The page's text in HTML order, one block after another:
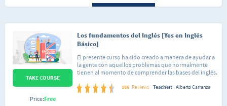
Los fundamentos del Inglés [Yes en Inglés
Básico]
El presente curso ha sido creado a manera de ayudar a
la gente con aquellos problemas que normalmente
tienen al momento de comprender las bases del inglés.
porque se usa tal o cual regla gramatical. Por lo
anterior considero oportuno mencionar que el curso
186 Reviews Teacher: Alberto Carranza
TAKE COURSE
Price:Free